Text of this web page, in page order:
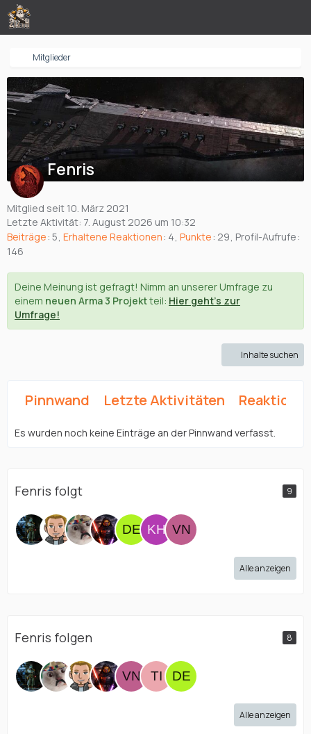
Mitglieder
Fenris
Mitglied seit 10. März 2021
Letzte Aktivität: 7. August 2026 um 10:32
Beiträge 5 Erhaltene Reaktionen 4 Punkte 29 Profil-Aufrufe
146
Deine Meinung ist gefragt! Nimm an unserer Umfrage zu
einem neuen Arma 3 Projektteil: Hier geht's zur
Umfrage!
Inhalte suchen
Pinnwand Letzte Aktivitäten
Es wurden noch keine Einträge an der Pinnwand verfasst.
Fenris folgt 9
Alle anzeigen
Fenris folgen 8
Alle anzeigen